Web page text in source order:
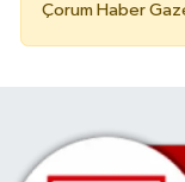
Çorum Haber